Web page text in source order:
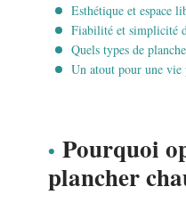
Esthétique et espace
Fiabilité et simplicité
Quels types de
Un atout pour une vie
Pourquoi
plancher